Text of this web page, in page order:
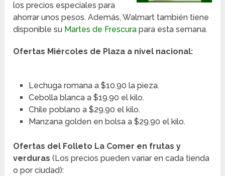
los precios especiales para
ahorrar unos pesos. Además, Walmart también tiene
disponible su Martes de Frescura para esta semana.
Ofertas Miércoles de Plaza a nivel nacional:
Lechuga romana a $10.90 la pieza.
Cebolla blanca a $19.90 el kilo.
Chile poblano a $29.90 el kilo.
Manzana golden en bolsa a $29.90 el kilo.
Ofertas del Folleto La Comer en frutas y
verduras (Los precios pueden variar en cada tienda
o por ciudad):